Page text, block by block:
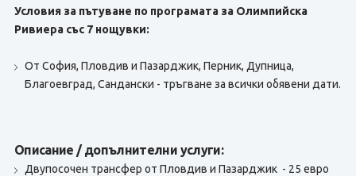
Условия за пътуване по програмата за Олимпийска
Ривиера със 7 нощувки:
От София, Пловдив и Пазарджик, Перник, Дупница,
Благоевград, Сандански - тръгване за всички обявени дати.
Описание / допълнителни услуги:
Двупосочен трансфер от Пловдив и Пазарджик - 25 евро